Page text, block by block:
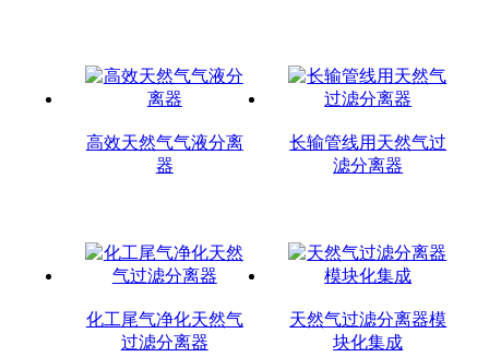
高效天然气气液分离
器
长输管线用天然气过
滤分离器
化工尾气净化天然气
过滤分离器
天然气过滤分离器模
块化集成